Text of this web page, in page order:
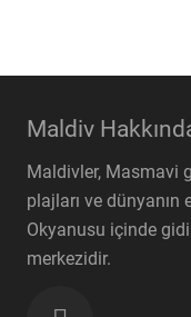
Maldiv
Maldivler, Masmavi
plajları ve dünyanın
Okyanusu içinde
merkezidir.